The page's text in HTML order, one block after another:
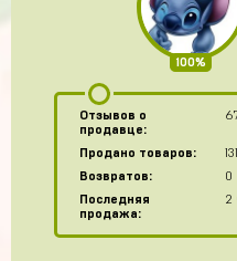
100%
Отзывов о
продавце:
Продано товаров:
Возвратов:
0
Последняя
продажа:
2